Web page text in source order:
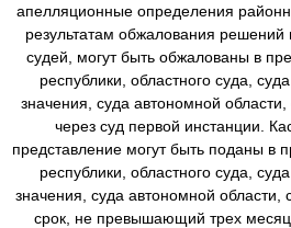
апелляционные определения
результатам обжалования
судей, могут быть обжалованы в
республики, областного суда,
значения, суда автономной области,
через суд первой инстанции.
представление могут быть поданы в
республики, областного суда,
значения, суда автономной области,
срок, не превышающий трех